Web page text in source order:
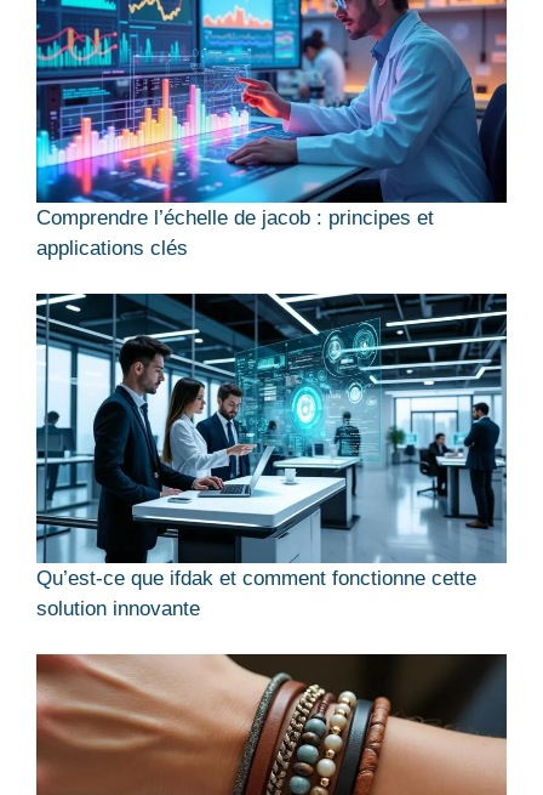
Comprendre l’échelle de jacob : principes et
applications clés
Qu’est-ce que ifdak et comment fonctionne cette
solution innovante